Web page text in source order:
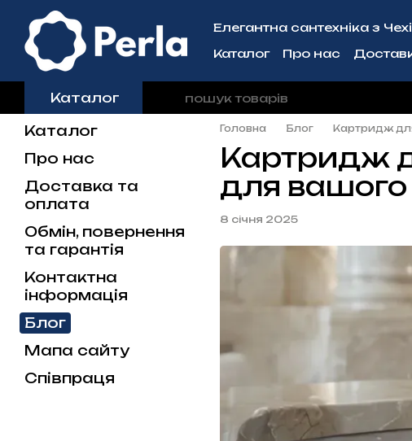
Перейти до основного контенту
Елегантна сантехніка з
Каталог
Про нас
Каталог
Головна Блог Картридж
Картридж
для
8 січня 2025
Каталог
Про нас
Доставка та
оплата
Обмін, повернення
та гарантія
Контактна
інформація
Блог
Мапа сайту
Співпраця